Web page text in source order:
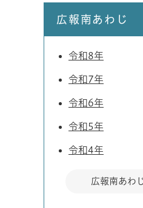
広報南あわじ
令和8年
令和7年
令和6年
令和5年
令和4年
広報南あわ